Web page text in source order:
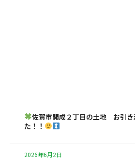
佐賀市開成２丁目の土地 お引き
た！！
2026年6月2日